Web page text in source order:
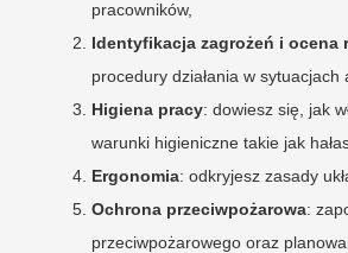
pracowników,
Identyfikacja zagrożeń i ocena
procedury działania w sytuacjach
Higiena pracy: dowiesz się, jak
warunki higieniczne takie jak
Ergonomia: odkryjesz zasady
Ochrona przeciwpożarowa:
przeciwpożarowego oraz